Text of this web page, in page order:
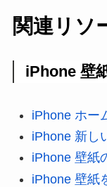
関連リソ
iPhone 壁
iPhone ホー
iPhone 新し
iPhone 壁紙
iPhone 壁紙